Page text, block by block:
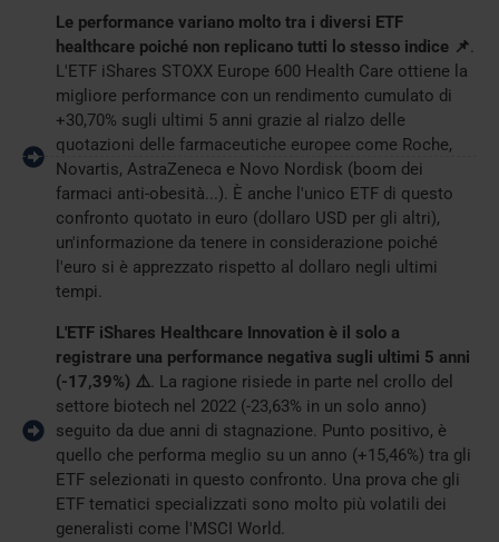
Le performance variano molto tra i diversi ETF
healthcare poiché non replicano tutti lo stesso indice 📌.
L'ETF iShares STOXX Europe 600 Health Care ottiene la
migliore performance con un rendimento cumulato di
+30,70% sugli ultimi 5 anni grazie al rialzo delle
quotazioni delle farmaceutiche europee come Roche,
Novartis, AstraZeneca e Novo Nordisk (boom dei
farmaci anti-obesità...). È anche l'unico ETF di questo
confronto quotato in euro (dollaro USD per gli altri),
un'informazione da tenere in considerazione poiché
l'euro si è apprezzato rispetto al dollaro negli ultimi
tempi.
L'ETF iShares Healthcare Innovation è il solo a
registrare una performance negativa sugli ultimi 5 anni
(-17,39%) ⚠️. La ragione risiede in parte nel crollo del
settore biotech nel 2022 (-23,63% in un solo anno)
seguito da due anni di stagnazione. Punto positivo, è
quello che performa meglio su un anno (+15,46%) tra gli
ETF selezionati in questo confronto. Una prova che gli
ETF tematici specializzati sono molto più volatili dei
generalisti come l'MSCI World.